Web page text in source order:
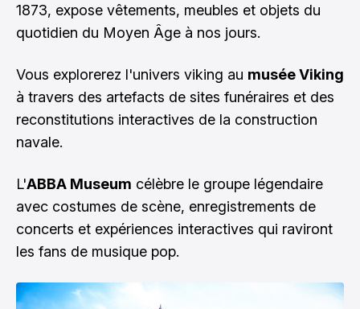
1873, expose vêtements, meubles et objets du
quotidien du Moyen Âge à nos jours.
Vous explorerez l'univers viking au musée Viking
à travers des artefacts de sites funéraires et des
reconstitutions interactives de la construction
navale.
L'ABBA Museum célèbre le groupe légendaire
avec costumes de scène, enregistrements de
concerts et expériences interactives qui raviront
les fans de musique pop.